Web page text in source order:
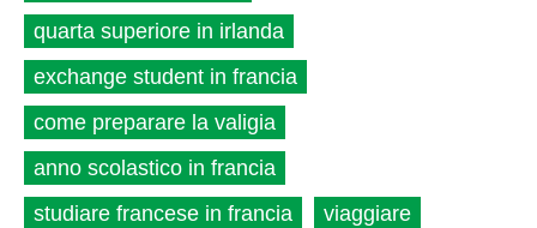
quarta superiore in irlanda
exchange student in francia
come preparare la valigia
anno scolastico in francia
studiare francese in francia
viaggiare